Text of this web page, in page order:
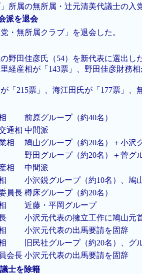
所属の無所属・辻元清美代議士の入
派を退会
・無所属クラブ」を退会した。
野田佳彦氏（54）を新代表に選出した
経産相が「143票」、野田佳彦財務
「215票」、海江田氏が「177票」、
前原グループ（約40名）
通相 中間派
相
鳩山グループ（約20名）＋小沢
野田グループ（約20名）＋菅グ
相
中間派
小沢鋭グループ（約10名）、鳩
員長 樽床グループ（約20名）
近藤・平岡グループ
小沢元代表の擁立工作に鳩山元
小沢元代表の出馬要請を固辞
旧民社グループ（約20名）、グ
会長 小沢元代表の出馬要請を固辞
士を除籍